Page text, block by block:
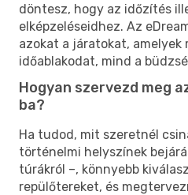
döntesz, hogy az időzítés
elképzeléseidhez. Az
azokat a járatokat, amelyek
időablakodat, mind a
Hogyan szervezd meg
ba?
Ha tudod, mit szeretnél
történelmi helyszínek
túrákról –, könnyebb
repülőtereket, és